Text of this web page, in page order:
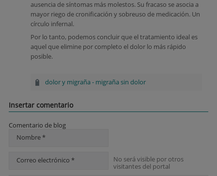
ausencia de síntomas más molestos. Su fracaso se asocia a
mayor riego de cronificación y sobreuso de medicación. Un
círculo infernal.
Por lo tanto, podemos concluir que el tratamiento ideal es
aquel que elimine por completo el dolor lo más rápido
posible.
dolor y migraña - migraña sin dolor
Insertar comentario
Comentario de blog
Nombre *
Correo electrónico *
No será visible por otros
visitantes del portal